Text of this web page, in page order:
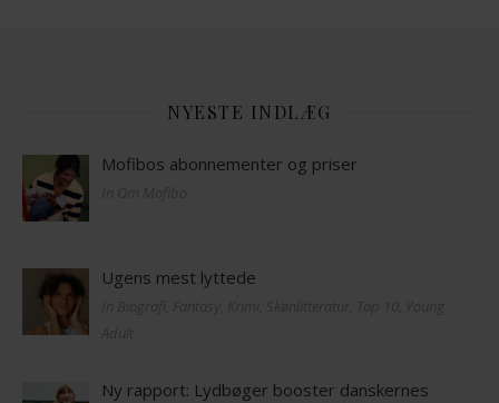
NYESTE INDLÆG
Mofibos abonnementer og priser
Ugens mest lyttede
Ny rapport: Lydbøger booster danskernes